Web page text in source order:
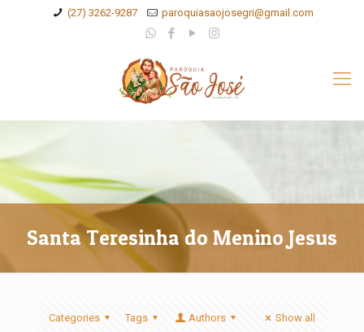
(27) 3262-9287 paroquiasaojosegri@gmail.com
Santa Teresinha do Menino Jesus
Categories Tags Authors Show all